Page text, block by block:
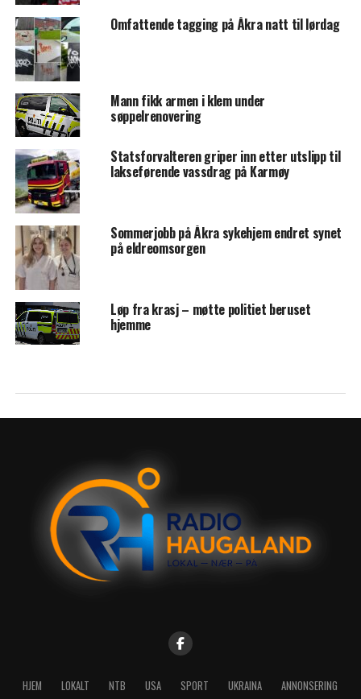
Omfattende tagging på Åkra natt til lørdag
Mann fikk armen i klem under
søppelrenovering
Statsforvalteren griper inn etter utslipp til
lakseførende vassdrag på Karmøy
Sommerjobb på Åkra sykehjem endret synet
på eldreomsorgen
Løp fra krasj – møtte politiet beruset
hjemme
HJEM LOKALT NTB USA SPORT UKRAINA ANNONSERING